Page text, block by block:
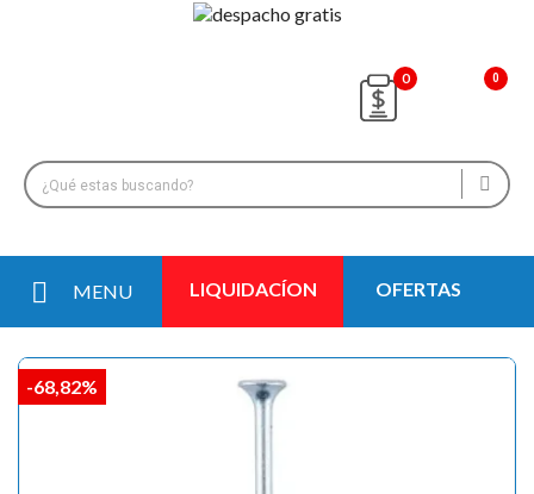
0
MENU LIQUIDACÍON OFERTAS
-68,82%